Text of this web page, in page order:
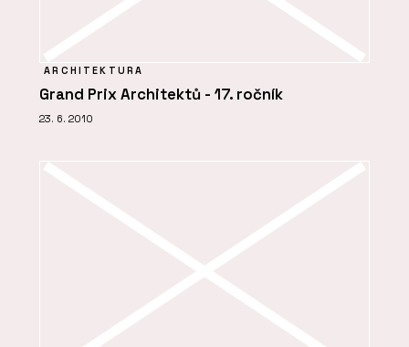
ARCHITEKTURA
Grand Prix Architektů - 17. ročník
23. 6. 2010